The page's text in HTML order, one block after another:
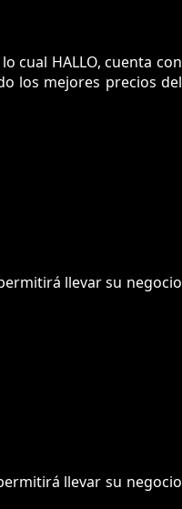
cual HALLO, cuenta con
los mejores precios del
llevar su negocio
llevar su negocio